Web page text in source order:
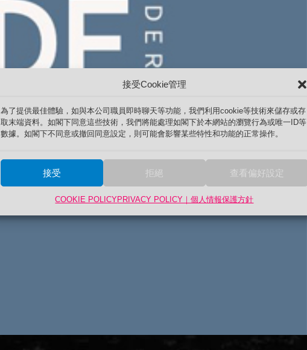
接受Cookie管理
為了提供最佳體驗，如與本公司職員即時聊天等功能，我們利用cookie等技術來儲存或存
取末端資料。如閣下同意這些技術，我們將能處理如閣下於本網站的瀏覽行為或唯一ID等
數據。如閣下不同意或撤回同意設定，則可能會影響某些特性和功能的正常操作。
接受 拒絕 查看偏好設定
COOKIE POLICYPRIVACY POLICY｜個人情報保護方針